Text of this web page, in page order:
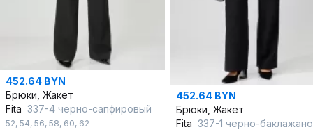
452.64 BYN
Брюки, Жакет
Fita 337-4 черно-сапфировый
52, 54, 56, 58, 60, 62
452.64 BYN
Брюки, Жакет
Fita 337-1 черно-